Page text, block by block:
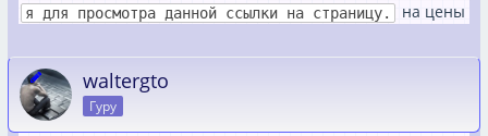
я для просмотра данной ссылки на страницу.
на цены
waltergto
Гуру